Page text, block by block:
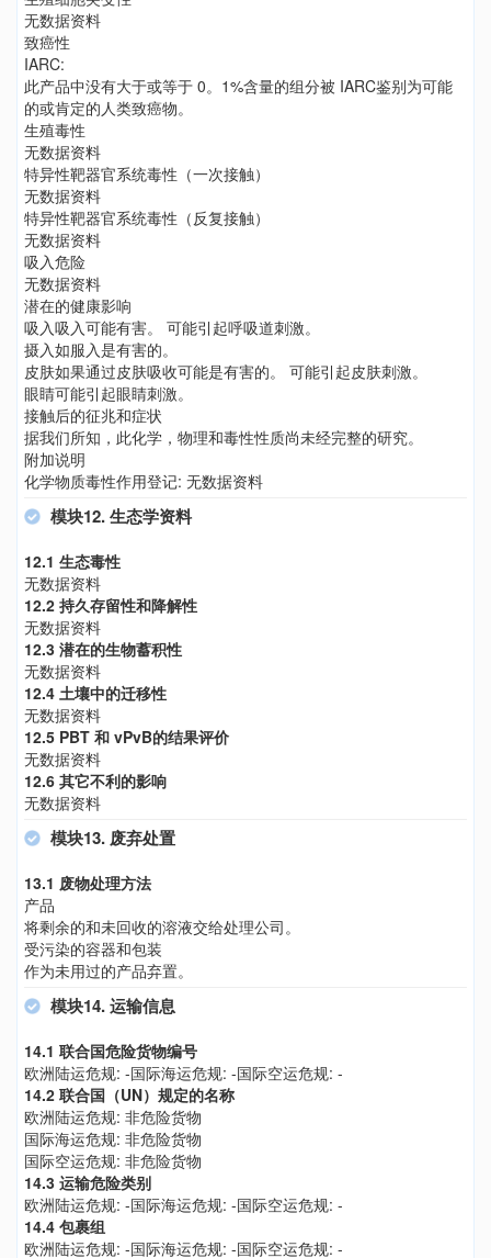
无数据资料
致癌性
IARC:
此产品中没有大于或等于 0。1%含量的组分被 IARC鉴别为可能
的或肯定的人类致癌物。
生殖毒性
无数据资料
特异性靶器官系统毒性（一次接触）
无数据资料
特异性靶器官系统毒性（反复接触）
无数据资料
吸入危险
无数据资料
潜在的健康影响
吸入吸入可能有害。 可能引起呼吸道刺激。
摄入如服入是有害的。
皮肤如果通过皮肤吸收可能是有害的。 可能引起皮肤刺激。
眼睛可能引起眼睛刺激。
接触后的征兆和症状
据我们所知，此化学，物理和毒性性质尚未经完整的研究。
附加说明
化学物质毒性作用登记: 无数据资料
模块12. 生态学资料
12.1 生态毒性
无数据资料
12.2 持久存留性和降解性
无数据资料
12.3 潜在的生物蓄积性
无数据资料
12.4 土壤中的迁移性
无数据资料
12.5 PBT 和 vPvB的结果评价
无数据资料
12.6 其它不利的影响
无数据资料
模块13. 废弃处置
13.1 废物处理方法
产品
将剩余的和未回收的溶液交给处理公司。
受污染的容器和包装
作为未用过的产品弃置。
模块14. 运输信息
14.1 联合国危险货物编号
欧洲陆运危规: -国际海运危规: -国际空运危规: -
14.2 联合国（UN）规定的名称
欧洲陆运危规: 非危险货物
国际海运危规: 非危险货物
国际空运危规: 非危险货物
14.3 运输危险类别
欧洲陆运危规: -国际海运危规: -国际空运危规: -
14.4 包裹组
欧洲陆运危规: -国际海运危规: -国际空运危规: -